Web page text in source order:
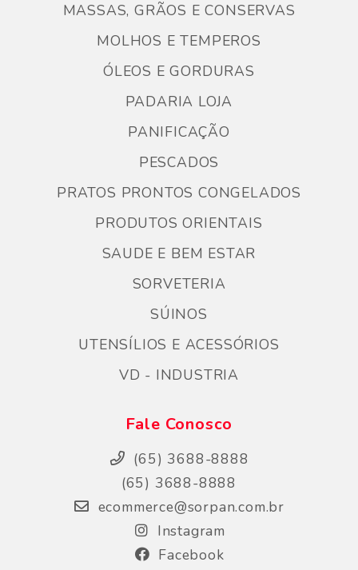
MASSAS, GRÃOS E CONSERVAS
MOLHOS E TEMPEROS
ÓLEOS E GORDURAS
PADARIA LOJA
PANIFICAÇÃO
PESCADOS
PRATOS PRONTOS CONGELADOS
PRODUTOS ORIENTAIS
SAUDE E BEM ESTAR
SORVETERIA
SÚINOS
UTENSÍLIOS E ACESSÓRIOS
VD - INDUSTRIA
Fale Conosco
(65) 3688-8888
(65) 3688-8888
ecommerce@sorpan.com.br
Instagram
Facebook